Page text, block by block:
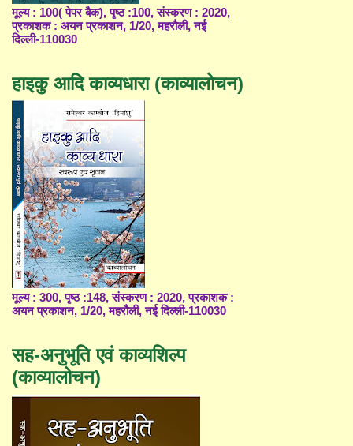
मूल्य : 100( पेपर बैक), पृष्ठ :100, संस्करण : 2020,
प्रकाशक : अयन प्रकाशन, 1/20, महरौली, नई
दिल्ली-110030
हाइकु आदि काव्यधारा (काव्यालोचन)
मूल्य : 300, पृष्ठ :148, संस्करण : 2020, प्रकाशक :
अयन प्रकाशन, 1/20, महरौली, नई दिल्ली-110030
सह-अनुभूति एवं काव्यशिल्प
(काव्यालोचन)